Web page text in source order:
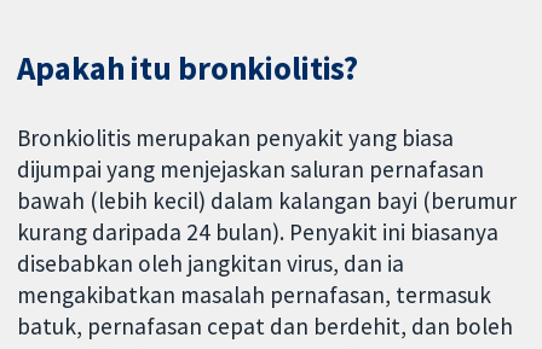
Apakah itu bronkiolitis?
Bronkiolitis merupakan penyakit yang biasa
dijumpai yang menjejaskan saluran pernafasan
bawah (lebih kecil) dalam kalangan bayi (berumur
kurang daripada 24 bulan). Penyakit ini biasanya
disebabkan oleh jangkitan virus, dan ia
mengakibatkan masalah pernafasan, termasuk
batuk, pernafasan cepat dan berdehit, dan boleh